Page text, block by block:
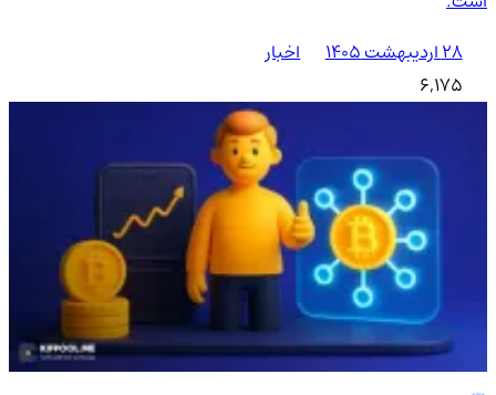
۲۸ اردیبهشت ۱۴۰۵
اخبار
6,175